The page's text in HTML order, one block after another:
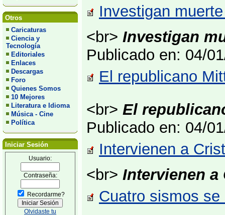
Otros
Caricaturas
Ciencia y
Tecnología
Editoriales
Enlaces
Descargas
Foro
Quienes Somos
10 Mejores
Literatura e Idioma
Música - Cine
Política
Iniciar Sesión
Usuario:
Contraseña:
Recordarme?
Olvidaste tu
Investigan
<br> Investigan
Publicado en: 04/
El republicano
<br> El
Publicado en: 04/
Intervienen a
<br> Intervienen a
Cuatro sismos